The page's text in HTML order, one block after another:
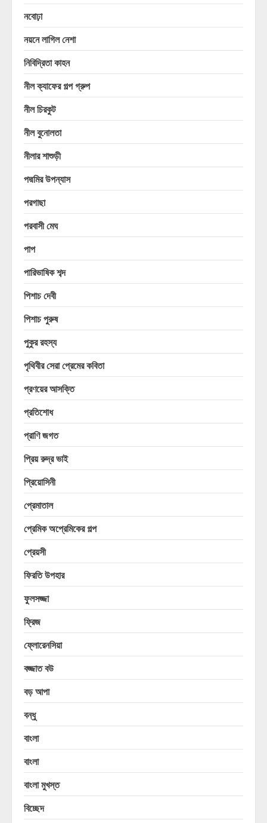
নবোঢ়া
নয়নে লাগিল নেশা
নিবিদ্রিতা কাহন
নীল ক্যাফের গল্প গ্রুপ
নীল চিরকুট
নীল বুনোলতা
নীলার শাশুড়ী
পদ্মমির উপন্যাস
পরগাছা
পরবাসী মেঘ
পাপ
পারিভাষিক শব্দ
পিশাচ দেবী
পিশাচ পুরুষ
পুকুর রহস্য
পৃথিবীর সেরা প্রেমের কবিতা
প্রণয়ের আসক্তি
প্রতিশোধ
প্রাণি জগত
প্রিয় রুদ্র ভাই
প্রিয়োসিনী
প্রেমাতাল
প্রেমিক অপ্রেমিকের গল্প
প্রেয়সী
ফিরতি উপহার
ফুলসজ্জা
ফ্রিজ
ফ্লোরেনসিয়া
বজ্জাত বউ
বড় আপা
বন্ধু
বাংলা
বাংলা
বাংলা মুখস্ত
বিচ্ছেদ